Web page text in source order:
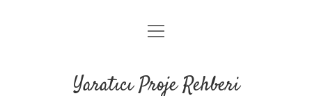
Anasayfa
menüyü
Yaratıcı Proje Rehberi